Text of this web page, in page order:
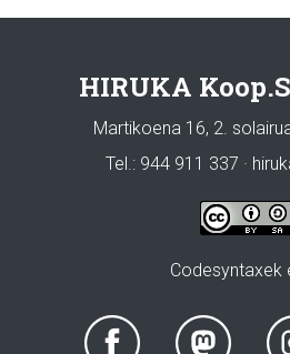
HIRUKA
Martikoena 16, 2.
Tel.: 944 911 337 ·
Codesyntaxek